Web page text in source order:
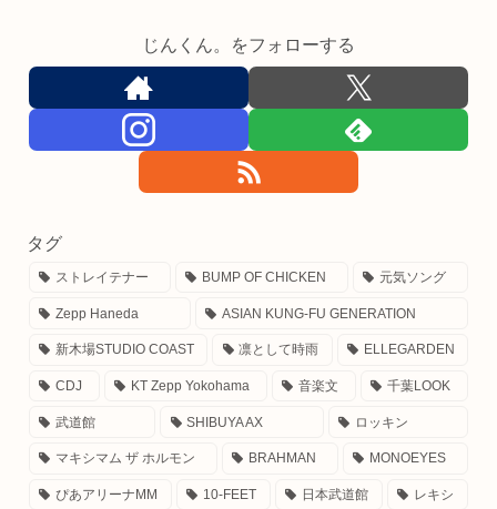
じんくん。をフォローする
タグ
ストレイテナー BUMP OF CHICKEN 元気ソング
Zepp Haneda ASIAN KUNG-FU GENERATION
新木場STUDIO COAST 凛として時雨 ELLEGARDEN
CDJ KT Zepp Yokohama 音楽文 千葉LOOK
武道館 SHIBUYA AX ロッキン
マキシマム ザ ホルモン BRAHMAN MONOEYES
ぴあアリーナMM 10-FEET 日本武道館 レキシ